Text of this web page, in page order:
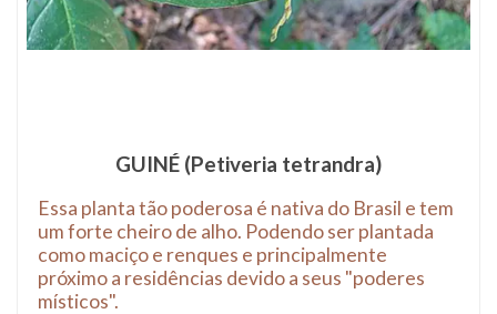
GUINÉ (Petiveria tetrandra)
Essa planta tão poderosa é nativa do Brasil e tem
um forte cheiro de alho. Podendo ser plantada
como maciço e renques e principalmente
próximo a residências devido a seus "poderes
místicos".